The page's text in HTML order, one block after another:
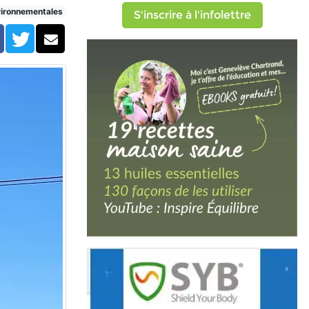
TwitterCourriel
S'inscrire à l'infolettre